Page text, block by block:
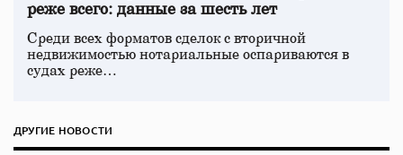
реже всего: данные за шесть лет
Среди всех форматов сделок с вторичной
недвижимостью нотариальные оспариваются в
судах реже…
ДРУГИЕ НОВОСТИ